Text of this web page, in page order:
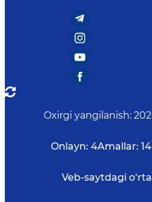
Oxirgi yangilanish:
Onlayn: 4Amallar:
Veb-saytdagi